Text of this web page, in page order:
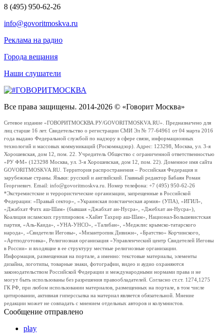
8 (495) 950-62-26
info@govoritmoskva.ru
Реклама на радио
Города вещания
Наши слушатели
Все права защищены. 2014-2026 © «Говорит Москва»
Сетевое издание «ГОВОРИТМОСКВА.РУ/GOVORITMOSKVA.RU». Предназначено для
лиц старше 16 лет. Свидетельство о регистрации СМИ Эл № 77-64961 от 04 марта 2016
года выдано Федеральной службой по надзору в сфере связи, информационных
технологий и массовых коммуникаций (Роскомнадзор). Адрес: 123298, Москва, ул. 3-я
Хорошевская, дом 12, пом. 22. Учредитель Общество с ограниченной ответственностью
«РУ ФМ» (123298 Москва, ул. 3-я Хорошевская, дом 12, пом. 22). Доменное имя сайта
GOVORITMOSKVA.RU. Территория распространения – Российская Федерация и
зарубежные страны. Языки: русский и английский. Главный редактор Бабаян Роман
Георгиевич. Email: info@govoritmoskva.ru. Номер телефона: +7 (495) 950-62-26
*Экстремистские и террористические организации, запрещенные в Российской
Федерации: «Правый сектор», «Украинская повстанческая армия» (УПА), «ИГИЛ»,
«Джабхат Фатх аш-Шам» (бывшая «Джабхат ан-Нусра», «Джебхат ан-Нусра»),
Коалиция исламских группировок «Хайят Тахрир аш-Шам», Национал-Большевистская
партия, «Аль-Каида», «УНА-УНСО», «Талибан», «Меджлис крымско-татарского
народа», «Свидетели Иеговы», «Мизантропик Дивижн», «Братство» Корчинского,
«Артподготовка», Религиозная организация «Управленческий центр Свидетелей Иеговы
в России» и входящие в ее структуру местные религиозные организации.
Информация, размещенная на портале, а именно: текстовые материалы, элементы
дизайна, логотипы, товарные знаки, фотографии, видео и аудио охраняются
законодательством Российской Федерации и международными нормами права и не
могут быть использованы без разрешения правообладателей. Согласно ст.ст. 1274,1275
ГК РФ, при любом использовании материалов, размещенных на портале, в том числе
цитировании, активная гиперссылка на материал является обязательной. Мнение
редакции может не совпадать с мнением отдельных авторов и колумнистов.
Сообщение отправлено
play